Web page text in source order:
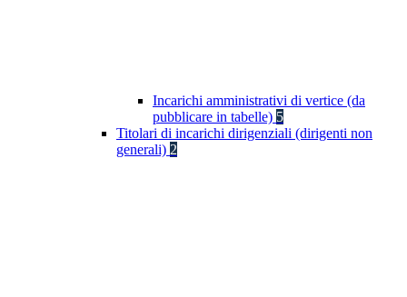
Incarichi amministrativi di vertice (da
pubblicare in tabelle) 5
Titolari di incarichi dirigenziali (dirigenti non
generali) 2